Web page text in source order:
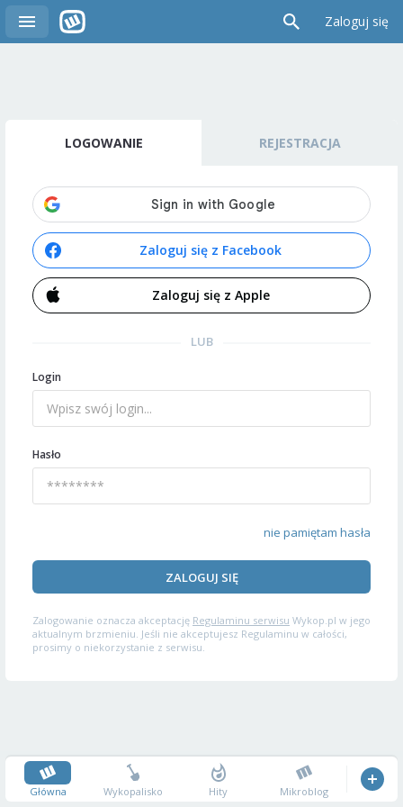
Zaloguj się
LOGOWANIE REJESTRACJA
Zaloguj się z Facebook
Zaloguj się z Apple
LUB
Login
Hasło
nie pamiętam hasła
ZALOGUJ SIĘ
Zalogowanie oznacza akceptację Regulaminu serwisu Wykop.pl w jego
aktualnym brzmieniu. Jeśli nie akceptujesz Regulaminu w całości,
prosimy o niekorzystanie z serwisu.
Główna Wykopalisko Hity Mikroblog